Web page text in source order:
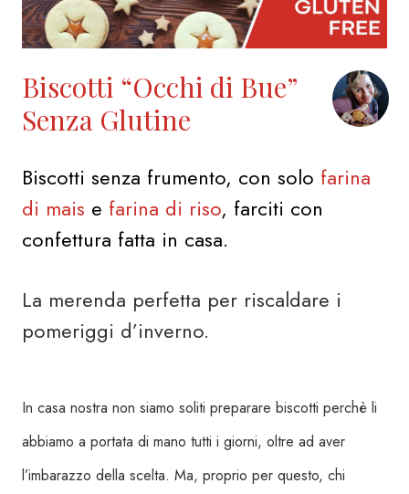
Biscotti “Occhi di Bue”
Senza Glutine
Biscotti senza frumento, con solo farina
di mais e farina di riso, farciti con
confettura fatta in casa.
La merenda perfetta per riscaldare i
pomeriggi d’inverno.
In casa nostra non siamo soliti preparare biscotti perchè li
abbiamo a portata di mano tutti i giorni, oltre ad aver
l’imbarazzo della scelta. Ma, proprio per questo, chi